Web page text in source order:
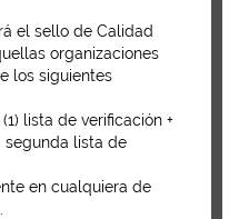
el sello de Calidad
organizaciones
los siguientes
lista de verificación +
segunda lista de
en cualquiera de